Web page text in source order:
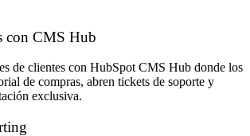
con CMS Hub
de clientes con HubSpot CMS Hub donde los
de compras, abren tickets de soporte y
exclusiva.